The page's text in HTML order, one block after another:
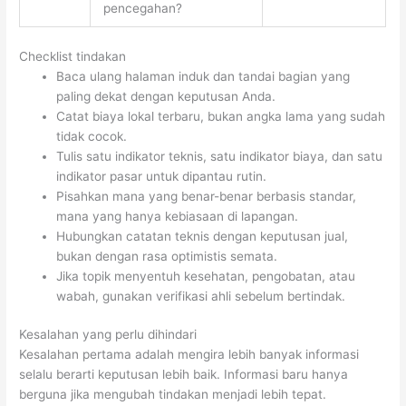
pencegahan?
Checklist tindakan
Baca ulang halaman induk dan tandai bagian yang
paling dekat dengan keputusan Anda.
Catat biaya lokal terbaru, bukan angka lama yang sudah
tidak cocok.
Tulis satu indikator teknis, satu indikator biaya, dan satu
indikator pasar untuk dipantau rutin.
Pisahkan mana yang benar-benar berbasis standar,
mana yang hanya kebiasaan di lapangan.
Hubungkan catatan teknis dengan keputusan jual,
bukan dengan rasa optimistis semata.
Jika topik menyentuh kesehatan, pengobatan, atau
wabah, gunakan verifikasi ahli sebelum bertindak.
Kesalahan yang perlu dihindari
Kesalahan pertama adalah mengira lebih banyak informasi
selalu berarti keputusan lebih baik. Informasi baru hanya
berguna jika mengubah tindakan menjadi lebih tepat.